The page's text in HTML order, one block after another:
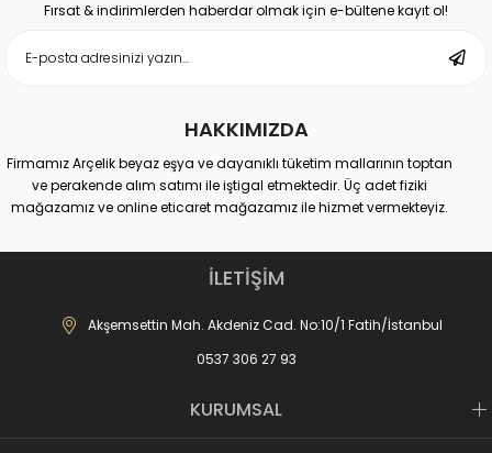
Fırsat & indirimlerden haberdar olmak için e-bültene kayıt ol!
HAKKIMIZDA
Firmamız Arçelik beyaz eşya ve dayanıklı tüketim mallarının toptan
ve perakende alım satımı ile iştigal etmektedir. Üç adet fiziki
mağazamız ve online eticaret mağazamız ile hizmet vermekteyiz.
Merkez Mağaza:
Akdeniz Cad. No: 10 Fatih-İstanbul
İletişim : 0537 306 81 68
-------------------------------
Fevzipaşa Cad. No:221 Fatih-İstanbul
-------------------------------
İLETİŞİM
Akşemsettin Mah. Akdeniz Cad. No:10/1 Fatih/İstanbul
0537 306 27 93
KURUMSAL